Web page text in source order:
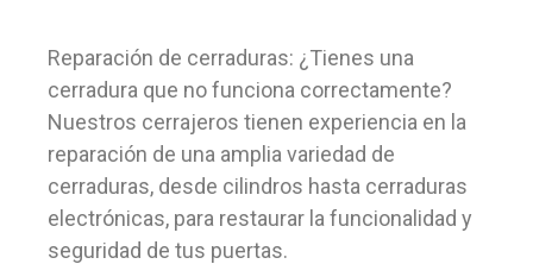
Reparación de cerraduras: ¿Tienes una
cerradura que no funciona correctamente?
Nuestros cerrajeros tienen experiencia en la
reparación de una amplia variedad de
cerraduras, desde cilindros hasta cerraduras
electrónicas, para restaurar la funcionalidad y
seguridad de tus puertas.